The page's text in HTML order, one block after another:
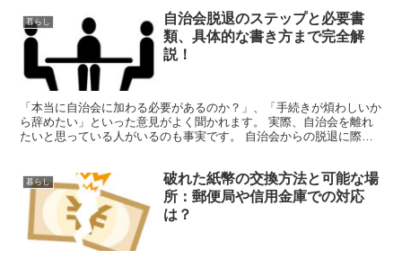
暮らし
自治会脱退のステップと必要書
類、具体的な書き方まで完全解
説！
「本当に自治会に加わる必要があるのか？」、「手続きが煩わしいか
ら辞めたい」といった意見がよく聞かれます。 実際、自治会を離れ
たいと思っている人がいるのも事実です。 自治会からの脱退に際し
暮らし
破れた紙幣の交換方法と可能な場
所：郵便局や信用金庫での対応
は？